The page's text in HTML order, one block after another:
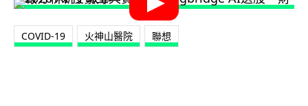
COVID-19 火神山醫院 聯想